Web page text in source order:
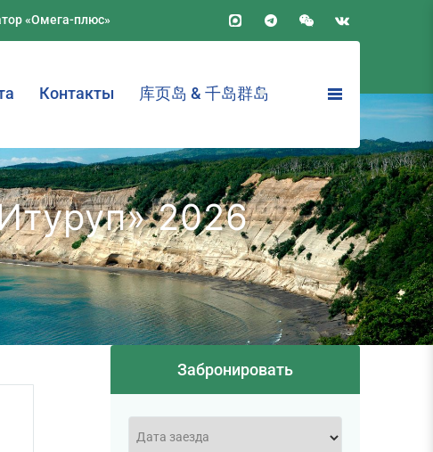
«Омега-плюс»
Контакты 库页岛 & 千岛群岛
2026
Забронировать
Дата заезда